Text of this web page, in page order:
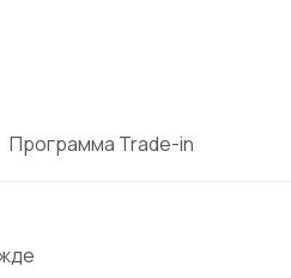
Программа Trade-in